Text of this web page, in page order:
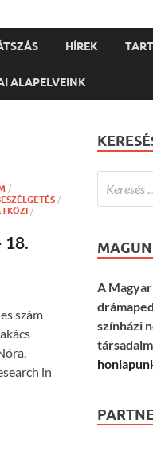
HÍREK
ALAPELVEINK
/
/
/
18.
szám
in
A Magyar
színházi